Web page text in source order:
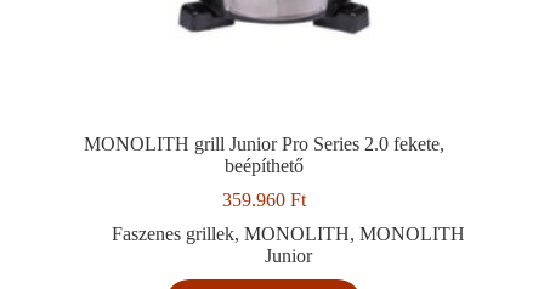
MONOLITH grill Junior Pro Series 2.0 fekete,
beépíthető
359.960 Ft
Faszenes grillek, MONOLITH, MONOLITH
Junior